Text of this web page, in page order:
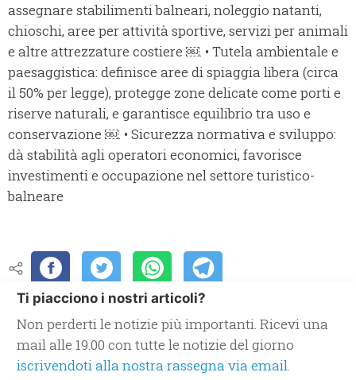
assegnare stabilimenti balneari, noleggio natanti,
chioschi, aree per attività sportive, servizi per animali
e altre attrezzature costiere ￼. • Tutela ambientale e
paesaggistica: definisce aree di spiaggia libera (circa
il 50% per legge), protegge zone delicate come porti e
riserve naturali, e garantisce equilibrio tra uso e
conservazione ￼. • Sicurezza normativa e sviluppo:
dà stabilità agli operatori economici, favorisce
investimenti e occupazione nel settore turistico-
balneare
Ti piacciono i nostri articoli?
Non perderti le notizie più importanti. Ricevi una
mail alle 19.00 con tutte le notizie del giorno
iscrivendoti alla nostra rassegna via email.